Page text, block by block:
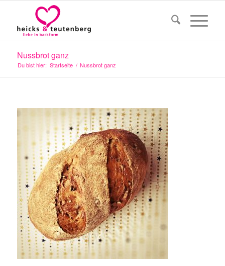
Nussbrot ganz
Du bist hier: Startseite / Nussbrot ganz